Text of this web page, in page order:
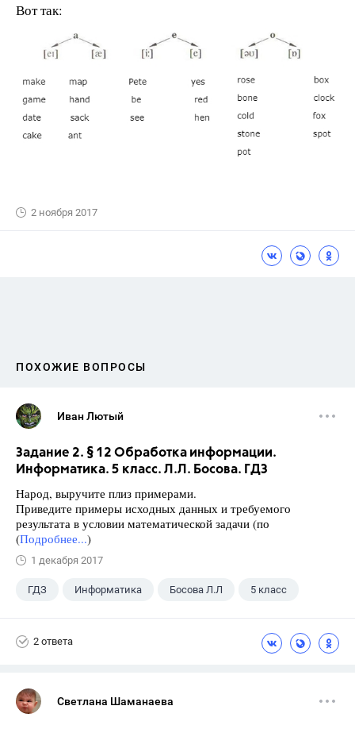
Вот так:
2 ноября 2017
ПОХОЖИЕ ВОПРОСЫ
Иван Лютый
Задание 2. § 12 Обработка информации.
Информатика. 5 класс. Л.Л. Босова. ГДЗ
Народ, выручите плиз примерами.
Приведите примеры исходных данных и требуемого
результата в условии математической задачи (по
(Подробнее...)
1 декабря 2017
ГДЗ Информатика Босова Л.Л 5 класс
2 ответа
Светлана Шаманаева